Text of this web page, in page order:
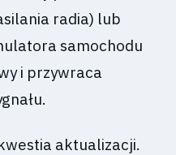
radia) lub
samochodu
i przywraca
aktualizacji.